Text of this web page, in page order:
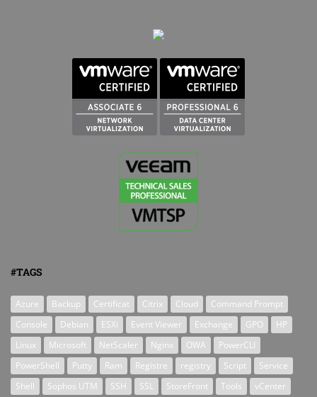
#TAGS
Azure Backup Certificat Citrix Cloud
Command Prompt
Console
Debian ESXi Event Viewer Exchange GPO
HP
Linux
Microsoft NetScaler Nginx OWA
PowerCLI
PowerShell
Putty Ram Registre registry Script
Service
Shell
Sophos UTM SSH SSL StoreFront Tools vCenter